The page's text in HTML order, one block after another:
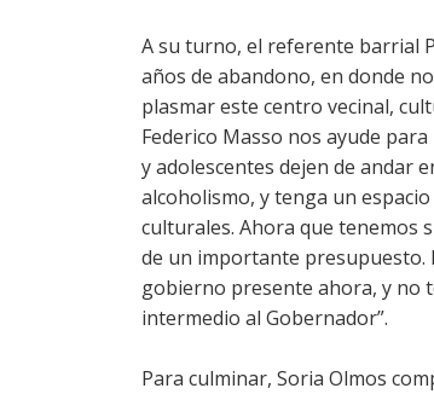
A su turno, el referente barrial
años de abandono, en donde
plasmar este centro vecinal,
Federico Masso nos ayude
y adolescentes dejen de andar
alcoholismo, y tenga un
culturales. Ahora que tenemos
de un importante presupuesto.
gobierno presente ahora, y no
intermedio al Gobernador”.
Para culminar, Soria Olmos